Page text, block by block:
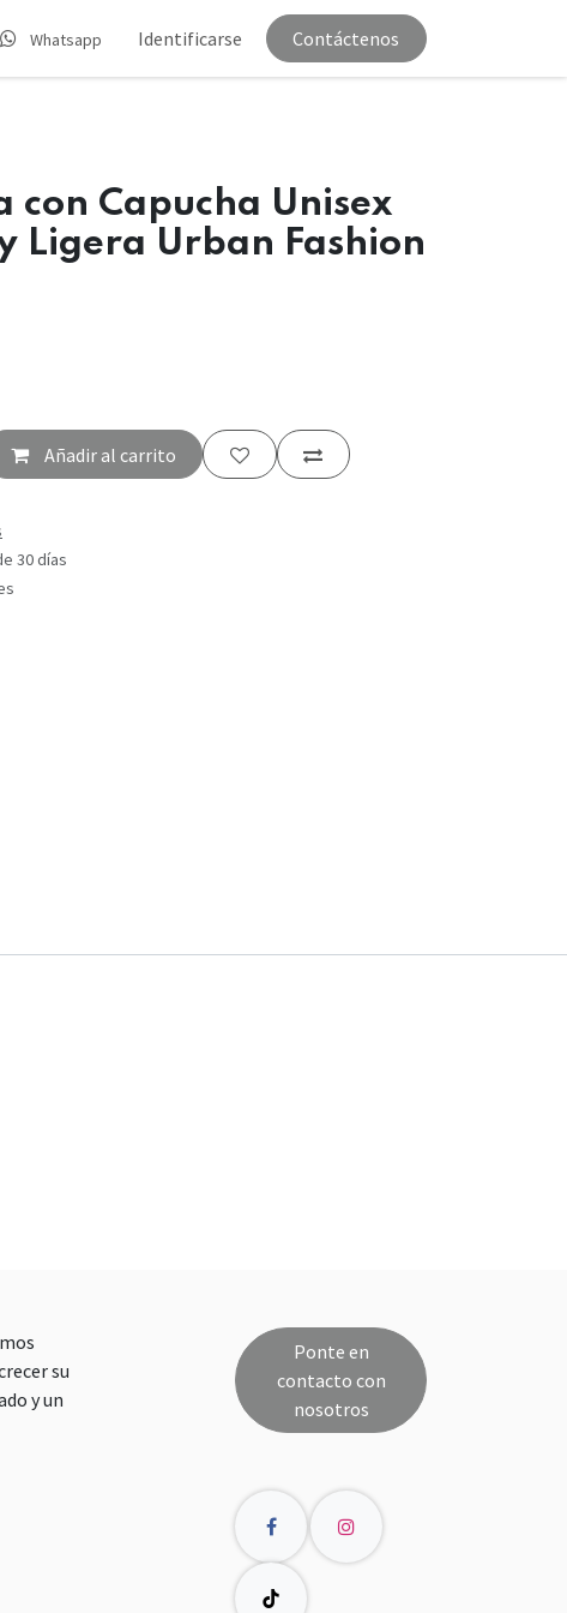
Whatsapp Identificarse Contáctenos
con Capucha Unisex
Ligera Urban Fashion
Añadir al carrito
30 días
su
y un
Ponte en
contacto con
nosotros